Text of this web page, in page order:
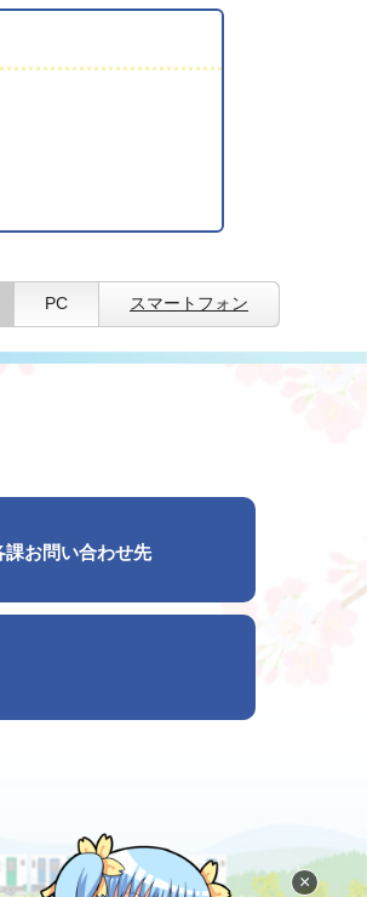
PC スマートフォン
×
課お問い合わせ先